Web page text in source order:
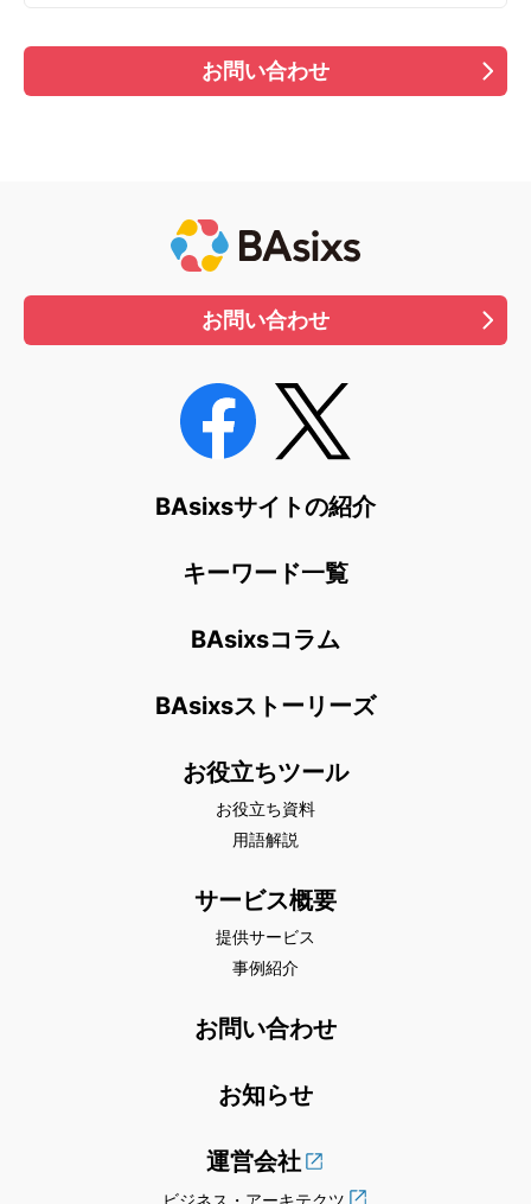
お問い合わせ
お問い合わせ
BAsixsサイトの紹介
キーワード一覧
BAsixsコラム
BAsixsストーリーズ
お役立ちツール
お役立ち資料
用語解説
サービス概要
提供サービス
事例紹介
お問い合わせ
お知らせ
運営会社